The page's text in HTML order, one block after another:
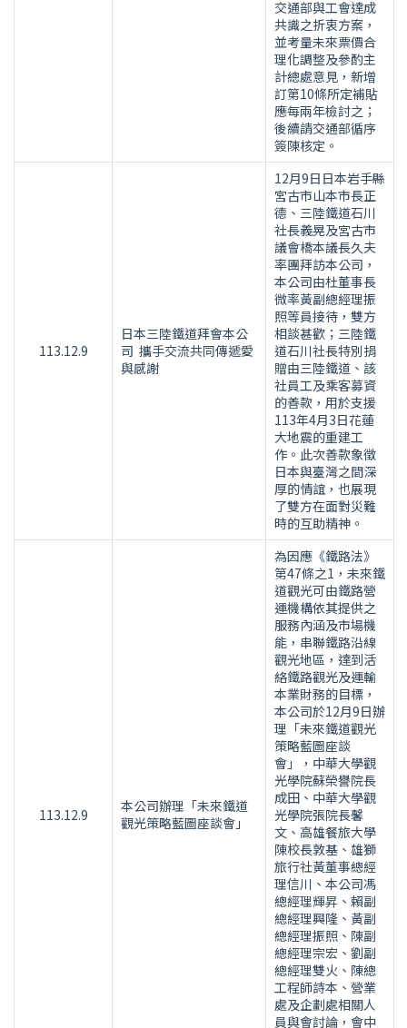
交通部與工會達成
共識之折衷方案，
並考量未來票價合
理化調整及參酌主
計總處意見，新增
訂第10條所定補貼
應每兩年檢討之；
後續請交通部循序
簽陳核定。
113.12.9
日本三陸鐵道拜會本公
司 攜手交流共同傳遞愛
與感謝
12月9日日本岩手縣
宮古市山本市長正
德、三陸鐵道石川
社長義晃及宮古市
議會橋本議長久夫
率團拜訪本公司，
本公司由杜董事長
微率黃副總經理振
照等員接待，雙方
相談甚歡；三陸鐵
道石川社長特別捐
贈由三陸鐵道、該
社員工及乘客募資
的善款，用於支援
113年4月3日花蓮
大地震的重建工
作。此次善款象徵
日本與臺灣之間深
厚的情誼，也展現
了雙方在面對災難
時的互助精神。
113.12.9
本公司辦理「未來鐵道
觀光策略藍圖座談會」
為因應《鐵路法》
第47條之1，未來鐵
道觀光可由鐵路營
運機構依其提供之
服務內涵及市場機
能，串聯鐵路沿線
觀光地區，達到活
絡鐵路觀光及運輸
本業財務的目標，
本公司於12月9日辦
理「未來鐵道觀光
策略藍圖座談
會」，中華大學觀
光學院蘇榮譽院長
成田、中華大學觀
光學院張院長馨
文、高雄餐旅大學
陳校長敦基、雄獅
旅行社黃董事總經
理信川、本公司馮
總經理輝昇、賴副
總經理興隆、黃副
總經理振照、陳副
總經理宗宏、劉副
總經理雙火、陳總
工程師詩本、營業
處及企劃處相關人
員與會討論，會中